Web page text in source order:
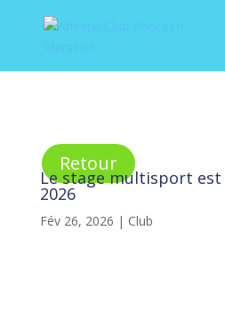
Retour
Le stage multisport
2026
Fév 26, 2026 | Club